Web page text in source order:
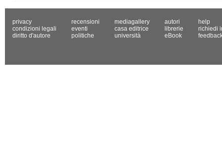
privacy
condizioni legali
diritto d'autore
recensioni
eventi
politiche
mediagallery
casa editrice
università
autori
librerie
eBook
help
richiedi